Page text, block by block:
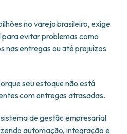
no varejo brasileiro, exige
evitar problemas como
nas entregas ou até prejuízos
seu estoque não está
com entregas atrasadas.
de gestão empresarial
automação, integração e